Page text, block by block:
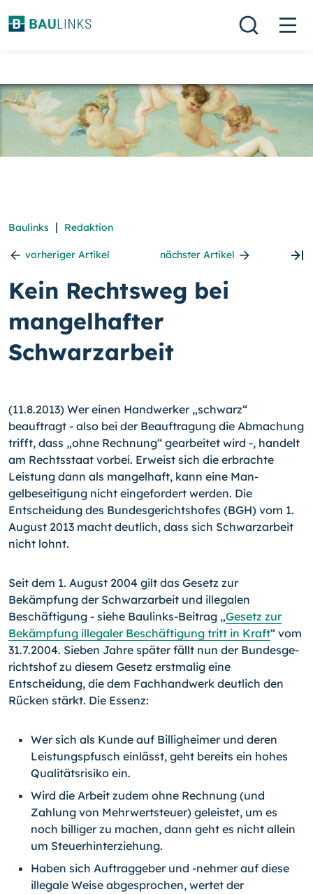
Baulinks | Redaktion
vorheriger Artikel nächster Artikel
Kein Rechtsweg bei
mangelhafter
Schwarzarbeit
(11.8.2013) Wer einen Handwerker „schwarz“
beauftragt - also bei der Beauftragung die Abmachung
trifft, dass „ohne Rechnung“ gearbeitet wird -, handelt
am Rechts­staat vorbei. Erweist sich die erbrachte
Leistung dann als mangelhaft, kann eine Man­
gelbeseitigung nicht eingefordert werden. Die
Entscheidung des Bundesgerichtshofes (BGH) vom 1.
August 2013 macht deutlich, dass sich Schwarzarbeit
nicht lohnt.
Seit dem 1. August 2004 gilt das Gesetz zur
Bekämpfung der Schwarzarbeit und ille­galen
Beschäftigung - siehe Baulinks-Beitrag „Gesetz zur
Bekämpfung illegaler Be­schäftigung tritt in Kraft“ vom
31.7.2004. Sieben Jahre später fällt nun der Bundesge­
richtshof zu diesem Gesetz erstmalig eine
Entscheidung, die dem Fachhandwerk deut­lich den
Rücken stärkt. Die Essenz:
Wer sich als Kunde auf Billigheimer und deren
Leistungspfusch einlässt, geht bereits ein hohes
Qualitätsrisiko ein.
Wird die Arbeit zudem ohne Rechnung (und
Zahlung von Mehrwertsteuer) ge­leistet, um es
noch billiger zu machen, dann geht es nicht allein
um Steuer­hinterziehung.
Haben sich Auftraggeber und -nehmer auf diese
illegale Weise abgesprochen, wertet der